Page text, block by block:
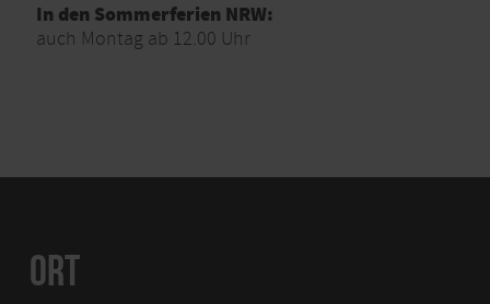
In den Sommerferien NRW:
auch Montag ab 12.00 Uhr
ORT